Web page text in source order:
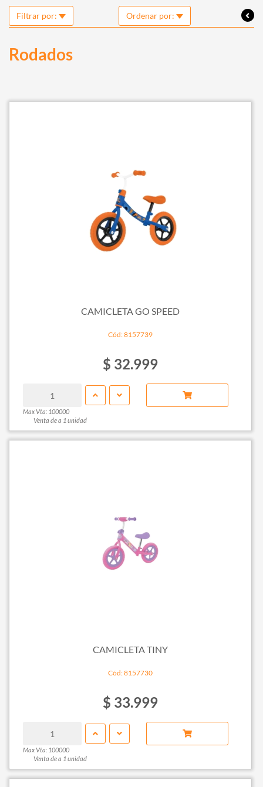
Filtrar por: Ordenar por:
Rodados
CAMICLETA GO SPEED
Cód: 8157739
$ 32.999
Max Vta: 100000
Venta de a 1 unidad
CAMICLETA TINY
Cód: 8157730
$ 33.999
Max Vta: 100000
Venta de a 1 unidad